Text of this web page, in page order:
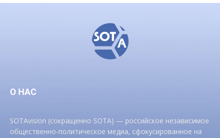
О НАС
SOTAvision (сокращенно SOTA) — российское независимое
общественно-политическое медиа, сфокусированное на